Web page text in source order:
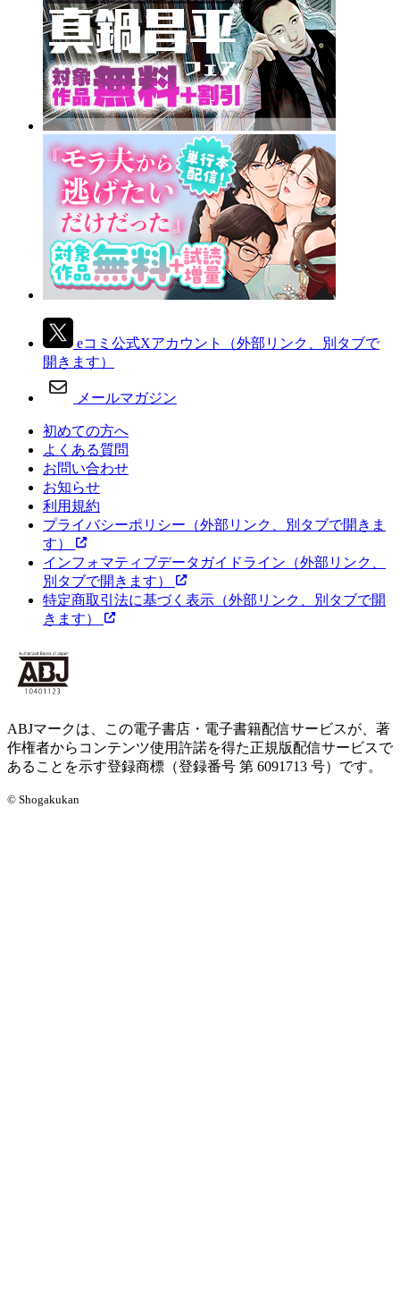
eコミ公式Xアカウント
（外部リンク、別タブで
開きます）
メールマガジン
初めての方へ
よくある質問
お問い合わせ
お知らせ
利用規約
プライバシーポリシー （外部リンク、別タブで開きま
す）
インフォマティブデータガイドライン （外部リンク、
別タブで開きます）
特定商取引法に基づく表示 （外部リンク、別タブで開
きます）
ABJマークは、この電子書店・電子書籍配信サービスが、著
作権者からコンテンツ使用許諾を得た正規版配信サービスで
あることを示す登録商標（登録番号 第 6091713 号）です。
© Shogakukan